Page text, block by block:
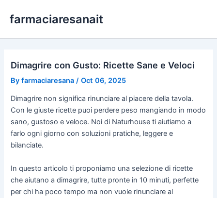
farmaciaresanait
Dimagrire con Gusto: Ricette Sane e Veloci
Byfarmaciaresana /Oct 06, 2025
Dimagrire non significa rinunciare al piacere della tavola.
Con le giuste ricette puoi perdere peso mangiando in modo
sano, gustoso e veloce. Noi di Naturhouse ti aiutiamo a
farlo ogni giorno con soluzioni pratiche, leggere e
bilanciate.
In questo articolo ti proponiamo una selezione di ricette
che aiutano a dimagrire, tutte pronte in 10 minuti, perfette
per chi ha poco tempo ma non vuole rinunciare al